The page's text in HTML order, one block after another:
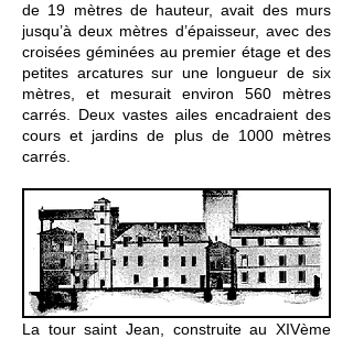
de 19 mètres de hauteur, avait des murs
jusqu’à deux mètres d’épaisseur, avec des
croisées géminées au premier étage et des
petites arcatures sur une longueur de six
mètres, et mesurait environ 560 mètres
carrés. Deux vastes ailes encadraient des
cours et jardins de plus de 1000 mètres
carrés.
La tour saint Jean, construite au XIVème